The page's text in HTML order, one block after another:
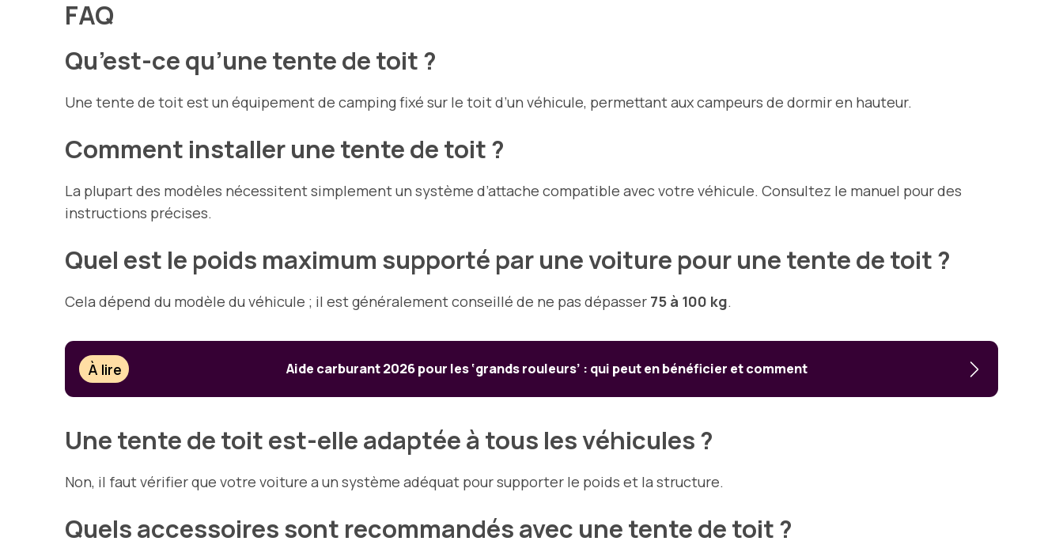
FAQ
Qu’est-ce qu’une tente de toit ?
Une tente de toit est un équipement de camping fixé sur le toit d’un véhicule, permettant aux campeurs de dormir en hauteur.
Comment installer une tente de toit ?
La plupart des modèles nécessitent simplement un système d’attache compatible avec votre véhicule. Consultez le manuel pour des
instructions précises.
Quel est le poids maximum supporté par une voiture pour une tente de toit ?
Cela dépend du modèle du véhicule ; il est généralement conseillé de ne pas dépasser 75 à 100 kg.
À lire Aide carburant 2026 pour les ‘grands rouleurs’ : qui peut en bénéficier et comment
Une tente de toit est-elle adaptée à tous les véhicules ?
Non, il faut vérifier que votre voiture a un système adéquat pour supporter le poids et la structure.
Quels accessoires sont recommandés avec une tente de toit ?